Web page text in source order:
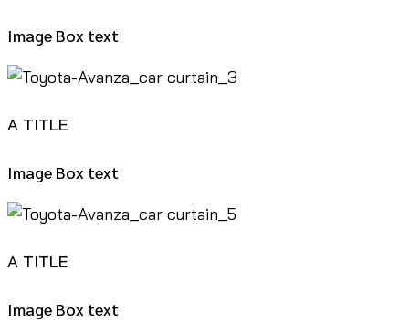
Image Box text
A TITLE
Image Box text
A TITLE
Image Box text